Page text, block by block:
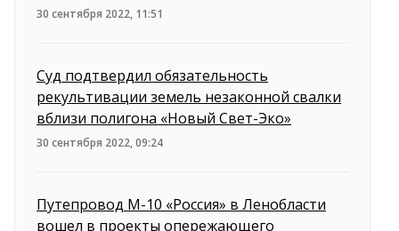
30 сентября 2022, 11:51
Суд подтвердил обязательность
рекультивации земель незаконной свалки
вблизи полигона «Новый Свет-Эко»
30 сентября 2022, 09:24
Путепровод М-10 «Россия» в Ленобласти
вошел в проекты опережающего